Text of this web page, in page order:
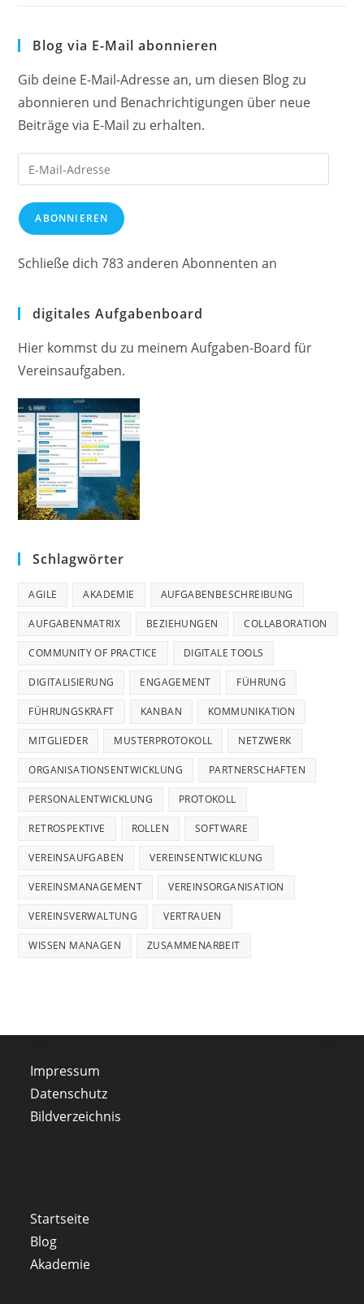
Blog via E-Mail abonnieren
Gib deine E-Mail-Adresse an, um diesen Blog zu
abonnieren und Benachrichtigungen über neue
Beiträge via E-Mail zu erhalten.
ABONNIEREN
Schließe dich 783 anderen Abonnenten an
digitales Aufgabenboard
Hier kommst du zu meinem Aufgaben-Board für
Vereinsaufgaben.
Schlagwörter
AGILE AKADEMIE AUFGABENBESCHREIBUNG
AUFGABENMATRIX BEZIEHUNGEN COLLABORATION
COMMUNITY OF PRACTICE DIGITALE TOOLS
DIGITALISIERUNG ENGAGEMENT FÜHRUNG
FÜHRUNGSKRAFT KANBAN KOMMUNIKATION
MITGLIEDER MUSTERPROTOKOLL NETZWERK
ORGANISATIONSENTWICKLUNG PARTNERSCHAFTEN
PERSONALENTWICKLUNG PROTOKOLL
RETROSPEKTIVE ROLLEN SOFTWARE
VEREINSAUFGABEN VEREINSENTWICKLUNG
VEREINSMANAGEMENT VEREINSORGANISATION
VEREINSVERWALTUNG VERTRAUEN
WISSEN MANAGEN ZUSAMMENARBEIT
Impressum
Datenschutz
Bildverzeichnis
Startseite
Blog
Akademie